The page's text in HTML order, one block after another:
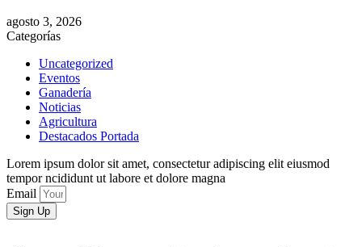
agosto 3, 2026
Categorías
Uncategorized
Eventos
Ganadería
Noticias
Agricultura
Destacados Portada
Lorem ipsum dolor sit amet, consectetur adipiscing elit eiusmod
tempor ncididunt ut labore et dolore magna
Email
Sign Up